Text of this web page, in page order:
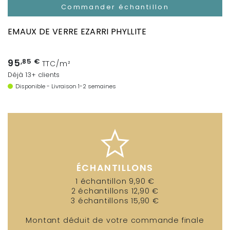
Commander échantillon
EMAUX DE VERRE EZARRI PHYLLITE
95,85 € TTC/m²
Déjà 13+ clients
Disponible - Livraison 1-2 semaines
ÉCHANTILLONS
1 échantillon 9,90 €
2 échantillons 12,90 €
3 échantillons 15,90 €
Montant déduit de votre commande finale